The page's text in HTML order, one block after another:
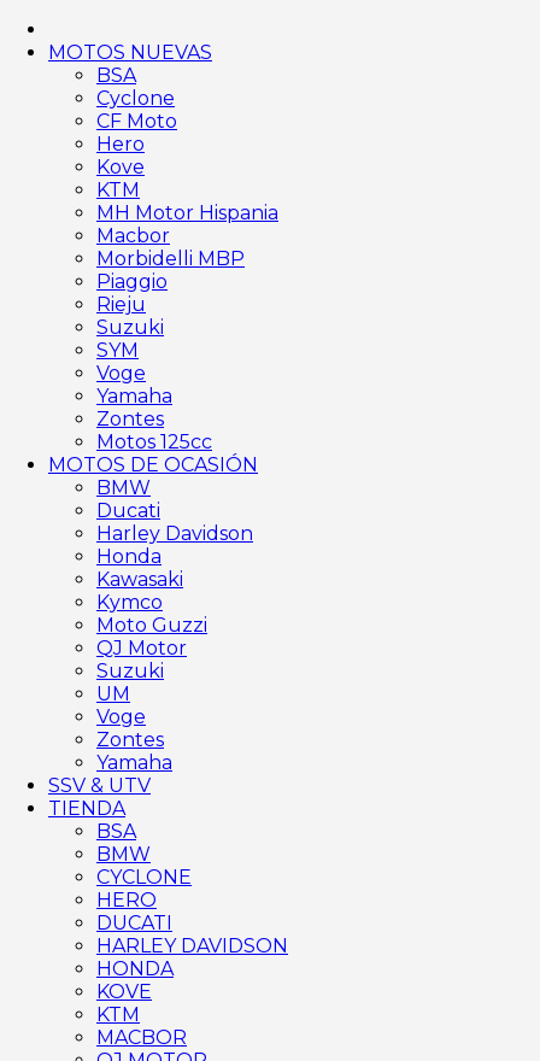
MOTOS NUEVAS
BSA
Cyclone
CF Moto
Hero
Kove
KTM
MH Motor Hispania
Macbor
Morbidelli MBP
Piaggio
Rieju
Suzuki
SYM
Voge
Yamaha
Zontes
Motos 125cc
MOTOS DE OCASIÓN
BMW
Ducati
Harley Davidson
Honda
Kawasaki
Kymco
Moto Guzzi
QJ Motor
Suzuki
UM
Voge
Zontes
Yamaha
SSV & UTV
TIENDA
BSA
BMW
CYCLONE
HERO
DUCATI
HARLEY DAVIDSON
HONDA
KOVE
KTM
MACBOR